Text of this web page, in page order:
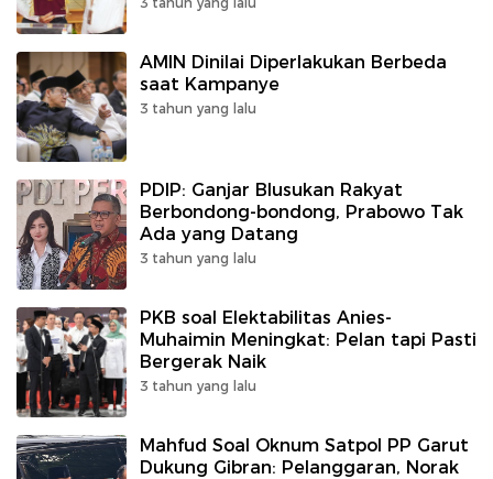
AMIN Dinilai Diperlakukan Berbeda
saat Kampanye
3 tahun yang lalu
PDIP: Ganjar Blusukan Rakyat
Berbondong-bondong, Prabowo Tak
Ada yang Datang
3 tahun yang lalu
PKB soal Elektabilitas Anies-
Muhaimin Meningkat: Pelan tapi Pasti
Bergerak Naik
3 tahun yang lalu
Mahfud Soal Oknum Satpol PP Garut
Dukung Gibran: Pelanggaran, Norak